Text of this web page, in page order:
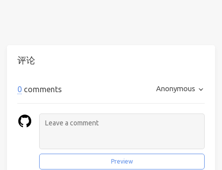
评论
0 comments Anonymous
Preview